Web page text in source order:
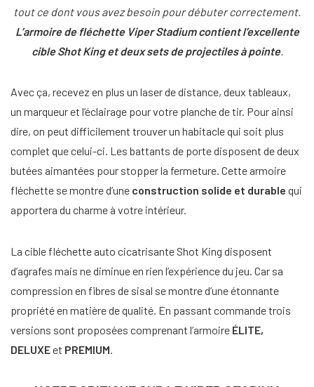
tout ce dont vous avez besoin pour débuter correctement.
L’armoire de fléchette Viper Stadium contient l’excellente
cible Shot King et deux sets de projectiles à pointe.
Avec ça, recevez en plus un laser de distance, deux tableaux,
un marqueur et l’éclairage pour votre planche de tir. Pour ainsi
dire, on peut difficilement trouver un habitacle qui soit plus
complet que celui-ci. Les battants de porte disposent de deux
butées aimantées pour stopper la fermeture. Cette armoire
fléchette se montre d’une construction solide et durable qui
apportera du charme à votre intérieur.
La cible fléchette auto cicatrisante Shot King disposent
d’agrafes mais ne diminue en rien l’expérience du jeu. Car sa
compression en fibres de sisal se montre d’une étonnante
propriétéen matière de qualité. En passant commande trois
versions sont proposées comprenant l’armoire ÉLITE,
DELUXEet PREMIUM